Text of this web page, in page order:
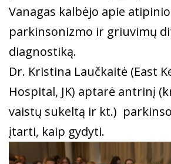
Vanagas kalbėjo apie atipinio
parkinsonizmo ir griuvimų
diagnostiką.
Dr. Kristina Laučkaitė (East
Hospital, JK) aptarė antrinį
vaistų sukeltą ir kt.)
įtarti, kaip gydyti.